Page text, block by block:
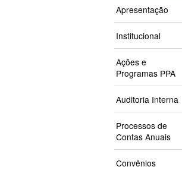
Apresentação
Institucional
Ações e
Programas PPA
Auditoria Interna
Processos de
Contas Anuais
Convênios